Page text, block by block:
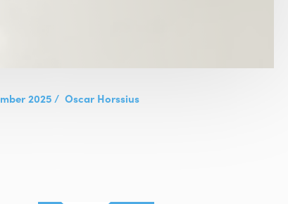
2025 / Oscar Horssius